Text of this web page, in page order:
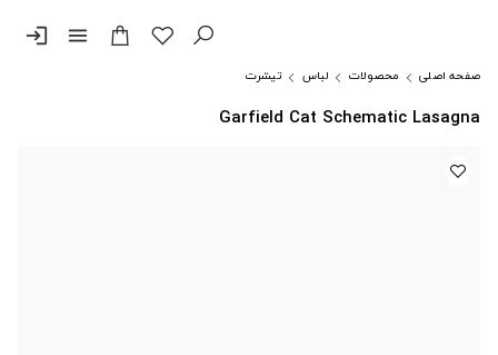
menu
login
صفحه اصلی محصولات لباس تیشرت
Garfield Cat Schematic Lasagna